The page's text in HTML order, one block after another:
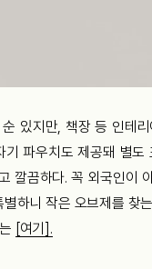
있지만, 책장 등 인테
기 파우치도 제공돼 별도
깔끔하다. 꼭 외국인이
하니 작은 오브제를 찾
[여기].